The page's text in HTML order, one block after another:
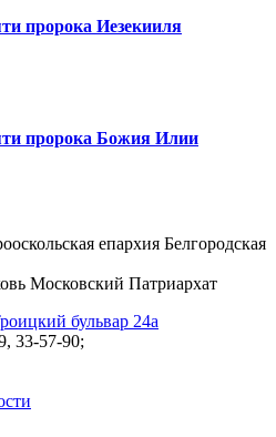
пророка Иезекииля
пророка Божия Илии
епархия Белгородская
Московский Патриархат
бульвар 24а
33-57-90;